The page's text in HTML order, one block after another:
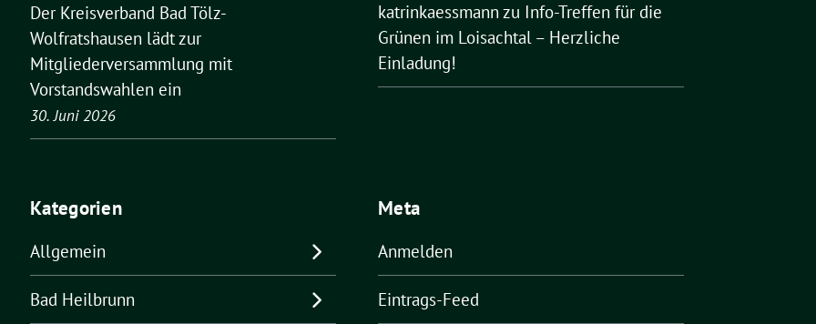
Der Kreisverband Bad Tölz-
Wolfratshausen lädt zur
Mitgliederversammlung mit
Vorstandswahlen ein
30. Juni 2026
katrinkaessmann zu Info-Treffen für die
Grünen im Loisachtal – Herzliche
Einladung!
Kategorien
Allgemein
Bad Heilbrunn
Meta
Anmelden
Eintrags-Feed